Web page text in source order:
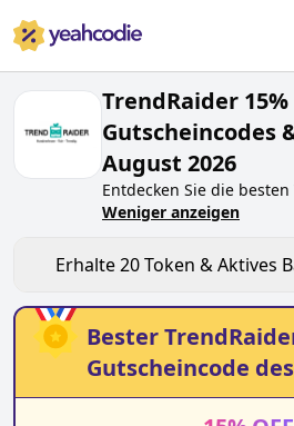
TrendRaider
Gutscheincodes
August 2026
Entdecken Sie die besten
Gutscheincodes von
verdienen Sie Token bei
den Code testen.
SieTrendRaider-
anderen Käufern beim
Weniger anzeigen
Erhalte20Token & Aktives
Bester
Gutscheincode